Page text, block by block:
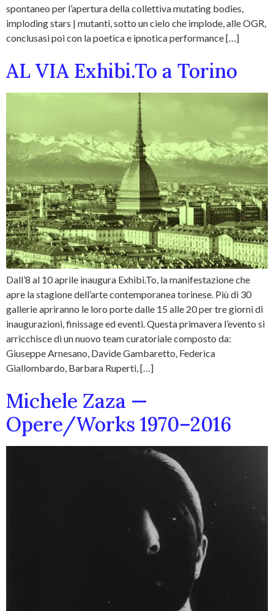
spontaneo per l’apertura della collettiva mutating bodies,
imploding stars | mutanti, sotto un cielo che implode, alle OGR,
conclusasi poi con la poetica e ipnotica performance […]
AL VIA Exhibi.To a Torino
Dall’8 al 10 aprile inaugura Exhibi.To, la manifestazione che
apre la stagione dell’arte contemporanea torinese. Più di 30
gallerie apriranno le loro porte dalle 15 alle 20 per tre giorni di
inaugurazioni, finissage ed eventi. Questa primavera l’evento si
arricchisce di un nuovo team curatoriale composto da:
Giuseppe Arnesano, Davide Gambaretto, Federica
Giallombardo, Barbara Ruperti, […]
Michele Zaza —
Opere/Works 1970–2016